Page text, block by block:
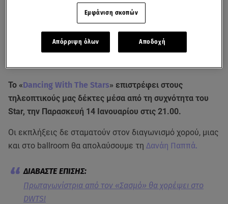
Το «Dancing With The Stars» επιστρέφει στους
τηλεοπτικούς μας δέκτες μέσα από τη συχνότητα του
Star, την Παρασκευή 14 Ιανουαρίου στις 21.00.
Οι εκπλήξεις δε σταματούν στον διαγωνισμό χορού, μιας
και στο ballroom θα απολαύσουμε τη Δανάη Παππά.
Πρωταγωνίστρια από τον «Σασμό» θα χορέψει στο
DWTS!
Εμφάνιση σκοπών
Απόρριψη όλων Αποδοχή